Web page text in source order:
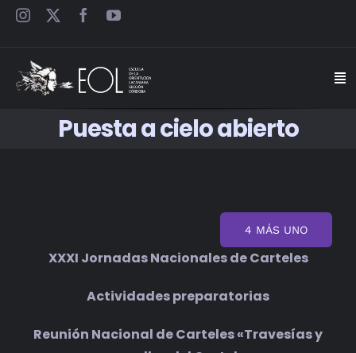
Saltar
SEMINARIOS
Puesta a cielo abierto
4 MÁS UNO
XXXI Jornadas Nacionales de Carteles
Actividades preparatorias
Reunión Nacional de Carteles «Travesías y